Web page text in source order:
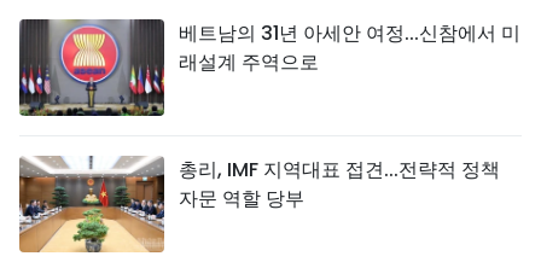
베트남의 31년 아세안 여정...신참에서 미
래설계 주역으로
총리, IMF 지역대표 접견...전략적 정책
자문 역할 당부